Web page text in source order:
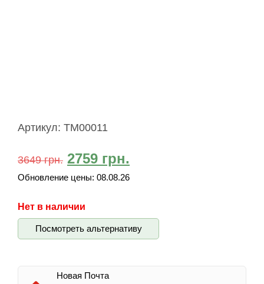
Артикул: TM00011
3649грн. 2759 грн.
Обновление цены: 08.08.26
Нет в наличии
Посмотреть альтернативу
Новая Почта